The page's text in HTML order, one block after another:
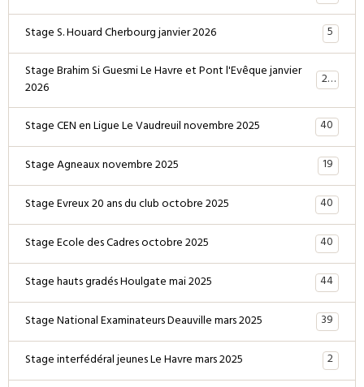
Stage S. Houard Cherbourg janvier 2026
5
Stage Brahim Si Guesmi Le Havre et Pont l'Evêque janvier
2026 28
Stage CEN en Ligue Le Vaudreuil novembre 2025
40
Stage Agneaux novembre 2025
19
Stage Evreux 20 ans du club octobre 2025
40
Stage Ecole des Cadres octobre 2025
40
Stage hauts gradés Houlgate mai 2025
44
Stage National Examinateurs Deauville mars 2025
39
Stage interfédéral jeunes Le Havre mars 2025
2